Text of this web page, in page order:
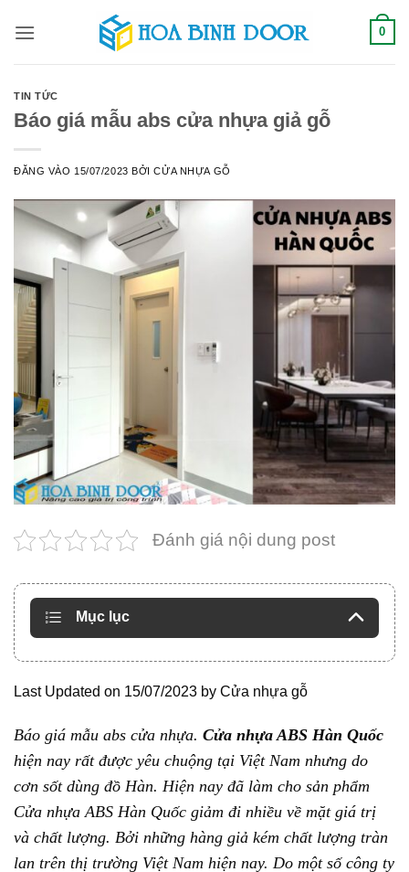
qua
0
TIN TỨC
Báo giá mẫu abs cửa nhựa giả gỗ
ĐĂNG VÀO 15/07/2023 BỞICỬA NHỰA GỖ
Đánh giá nội dung post
Mục lục
Last Updated on 15/07/2023 by Cửa nhựa gỗ
Báo giá mẫu abs cửa nhựa. Cửa nhựa ABS Hàn Quốc
hiện nay rất được yêu chuộng tại Việt Nam nhưng do
cơn sốt dùng đồ Hàn. Hiện nay đã làm cho sản phẩm
Cửa nhựa ABS Hàn Quốc giảm đi nhiều về mặt giá trị
và chất lượng. Bởi những hàng giả kém chất lượng tràn
lan trên thị trường Việt Nam hiện nay. Do một số công ty